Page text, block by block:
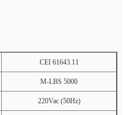
CEI 61643.11
M-LBS 5000
220Vac (50Hz)